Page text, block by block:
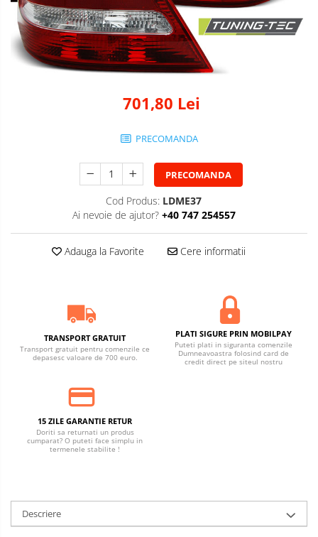
701,80 Lei
PRECOMANDA
PRECOMANDA
Cod Produs: LDME37
Ai nevoie de ajutor? +40 747 254557
Adauga la Favorite Cere informatii
TRANSPORT GRATUIT
Transport gratuit pentru comenzile ce
depasesc valoare de 700 euro.
PLATI SIGURE PRIN MOBILPAY
Puteti plati in siguranta comenzile
Dumneavoastra folosind card de
credit direct pe siteul nostru
15 ZILE GARANTIE RETUR
Doriti sa returnati un produs
cumparat? O puteti face simplu in
termenele stabilite !
Descriere